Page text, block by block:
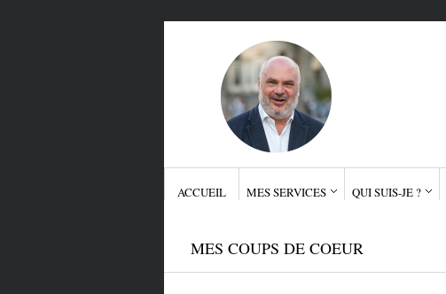
ACCUEIL MES SERVICES QUI SUIS-JE ?
MES COUPS DE COEUR